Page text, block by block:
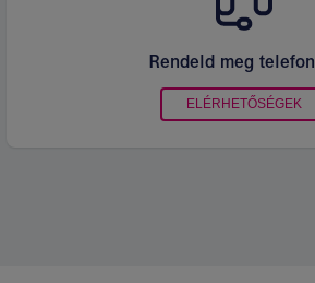
Rendeld meg
ELÉRHETŐSÉGEK